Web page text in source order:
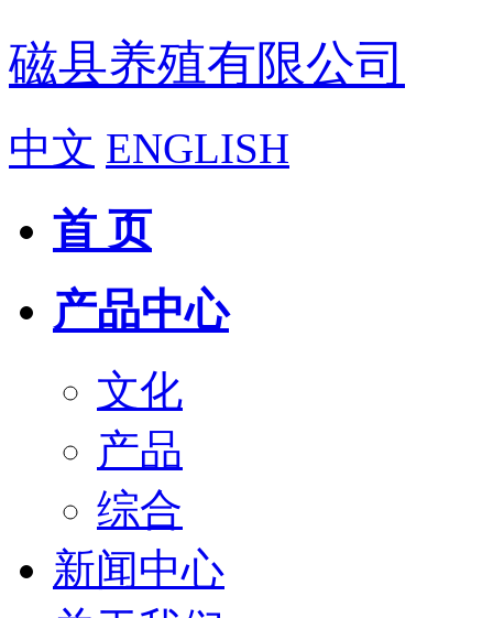
磁县养殖有限公司
中文 ENGLISH
首 页
产品中心
文化
产品
综合
新闻中心